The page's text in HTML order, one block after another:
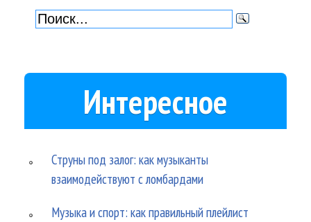
Интересное
Струны под залог: как музыканты
взаимодействуют с ломбардами
Музыка и спорт: как правильный плейлист